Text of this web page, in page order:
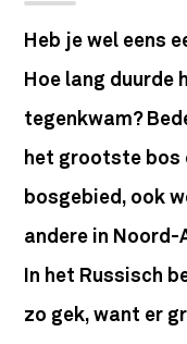
Heb je wel eens
Hoe lang duurde
tegenkwam?
het grootste bos
bosgebied, ook
andere in Noord-
In het Russisch
zo gek, want er